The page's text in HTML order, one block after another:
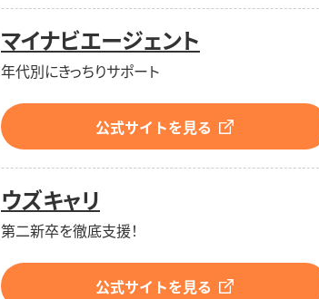
マイナビエージェント
年代別にきっちりサポート
公式サイトを見る
ウズキャリ
第二新卒を徹底支援！
公式サイトを見る